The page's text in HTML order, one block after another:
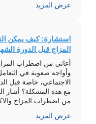
ولكنها […]
عرض المزيد
استشارة: كيف يمكن
المزاج قبل الدورة
أعاني من اضطراب
وأواجه صعوبة في
الاجتماعي، خاصة قبل
مع هذه المشكلة؟ أشار
من اضطراب المزاج
نفسية للاستفادة […]
عرض المزيد